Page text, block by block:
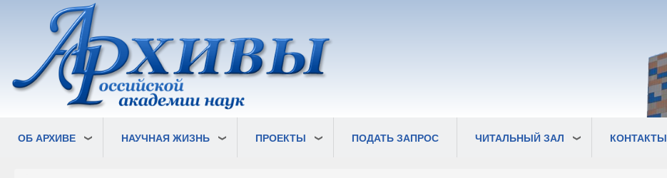
основному
содержанию
ОБ АРХИВЕ НАУЧНАЯ ЖИЗНЬ ПРОЕКТЫ ПОДАТЬ ЗАПРОС ЧИТАЛЬНЫЙ ЗАЛ КОНТАКТЫ